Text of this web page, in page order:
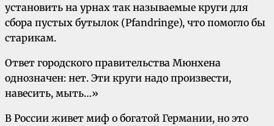
установить на урнах так называемые круги для
сбора пустых бутылок (Pfandringe), что помогло бы
старикам.
Ответ городского правительства Мюнхена
однозначен: нет. Эти круги надо произвести,
навесить, мыть…»
В России живет миф о богатой Германии, но это